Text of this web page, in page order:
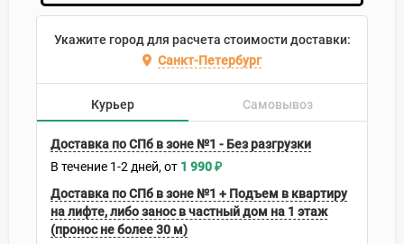
Укажите город для расчета стоимости доставки:
Санкт-Петербург
Курьер Самовывоз
Доставка по СПб в зоне №1 - Без разгрузки
В течение 1-2 дней 1 990₽
Доставка по СПб в зоне №1 + Подъем в квартиру
на лифте, либо занос в частный дом на 1 этаж
(пронос не более 30 м)